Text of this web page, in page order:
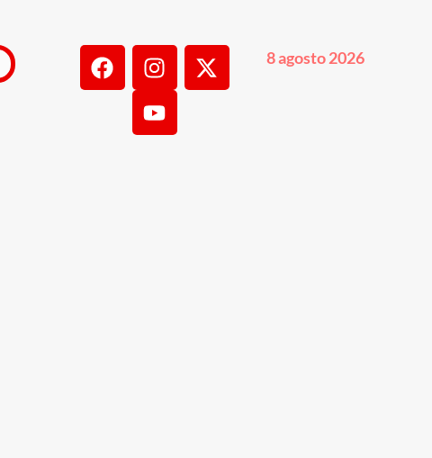
8 agosto 2026